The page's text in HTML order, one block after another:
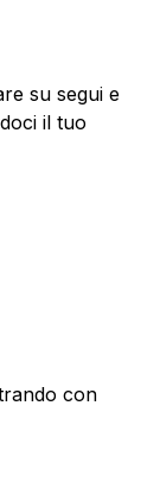
su segui e
il tuo
con